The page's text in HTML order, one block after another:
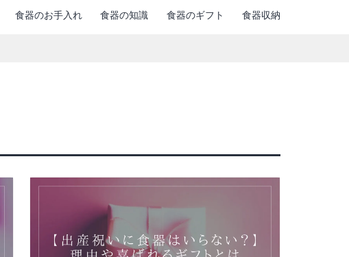
食器のお手入れ 食器の知識 食器のギフト 食器収納